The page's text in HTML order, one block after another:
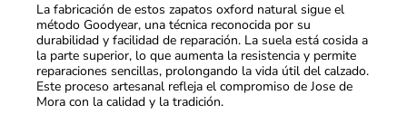
La fabricación de estos zapatos oxford natural sigue el
método Goodyear, una técnica reconocida por su
durabilidad y facilidad de reparación. La suela está cosida a
la parte superior, lo que aumenta la resistencia y permite
reparaciones sencillas, prolongando la vida útil del calzado.
Este proceso artesanal refleja el compromiso de Jose de
Mora con la calidad y la tradición.